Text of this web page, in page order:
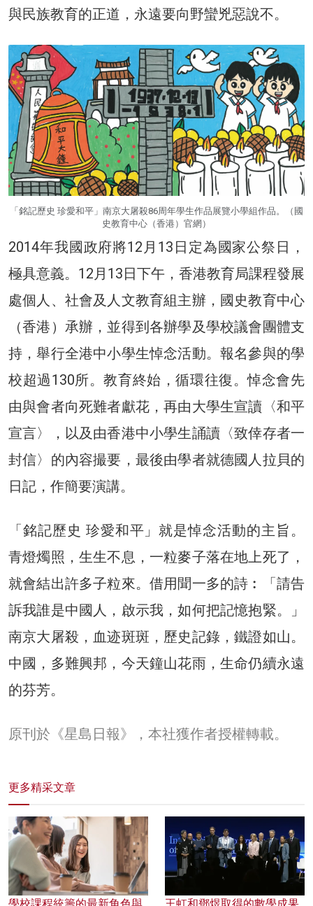
與民族教育的正道，永遠要向野蠻兇惡說不。
「銘記歷史 珍愛和平」南京大屠殺86周年學生作品展覽小學組作品。（國
史教育中心（香港）官網）
2014年我國政府將12月13日定為國家公祭日，
極具意義。12月13日下午，香港教育局課程發展
處個人、社會及人文教育組主辦，國史教育中心
（香港）承辦，並得到各辦學及學校議會團體支
持，舉行全港中小學生悼念活動。報名參與的學
校超過130所。教育終始，循環往復。悼念會先
由與會者向死難者獻花，再由大學生宣讀〈和平
宣言〉，以及由香港中小學生誦讀〈致倖存者一
封信〉的內容撮要，最後由學者就德國人拉貝的
日記，作簡要演講。
「銘記歷史 珍愛和平」就是悼念活動的主旨。
青燈燭照，生生不息，一粒麥子落在地上死了，
就會結出許多子粒來。借用聞一多的詩︰「請告
訴我誰是中國人，啟示我，如何把記憶抱緊。」
南京大屠殺，血迹斑斑，歷史記錄，鐵證如山。
中國，多難興邦，今天鐘山花雨，生命仍續永遠
的芬芳。
原刊於《星島日報》，本社獲作者授權轉載。
更多精采文章